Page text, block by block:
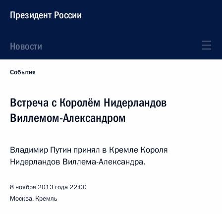
Президент России
Новости
События
Встреча с Королём Нидерландов
Виллемом-Александром
Владимир Путин принял в Кремле Короля
Нидерландов Виллема-Александра.
8 ноября 2013 года22:00
Москва, Кремль